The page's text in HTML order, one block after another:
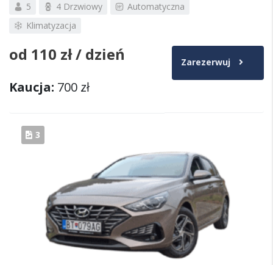
5 4 Drzwiowy
Automatyczna
Klimatyzacja
od 110 zł/ dzień Zarezerwuj
Kaucja: 700 zł
3